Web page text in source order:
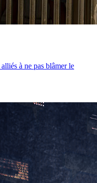
à ne pas blâmer le